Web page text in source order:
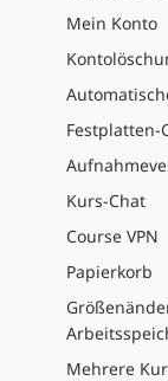
Mein Konto
Festplatten-
Kurs-Chat
Course VPN
Papierkorb
Mehrere